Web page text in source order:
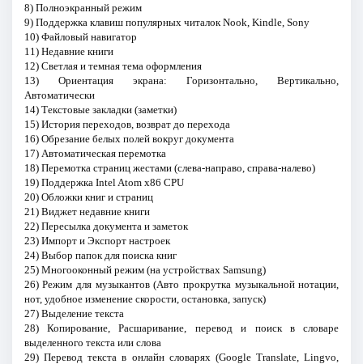
8) Полноэкранный режим
9) Поддержка клавиш популярных читалок Nook, Kindle, Sony
10) Файловый навигатор
11) Недавние книги
12) Светлая и темная тема оформления
13) Ориентация экрана: Горизонтально, Вертикально,
Автоматически
14) Текстовые закладки (заметки)
15) История переходов, возврат до перехода
16) Обрезание белых полей вокруг документа
17) Автоматическая перемотка
18) Перемотка страниц жестами (слева-направо, справа-налево)
19) Поддержка Intel Atom x86 CPU
20) Обложки книг и страниц
21) Виджет недавние книги
22) Пересылка документа и заметок
23) Импорт и Экспорт настроек
24) Выбор папок для поиcка книг
25) Многооконный режим (на устройствах Samsung)
26) Режим для музыкантов (Авто прокрутка музыкальной нотации,
нот, удобное изменение скорости, остановка, запуск)
27) Выделение текста
28) Копирование, Расшаривание, перевод и поиск в словаре
выделенного текста или слова
29) Перевод текста в онлайн словарях (Google Translate, Lingvo,